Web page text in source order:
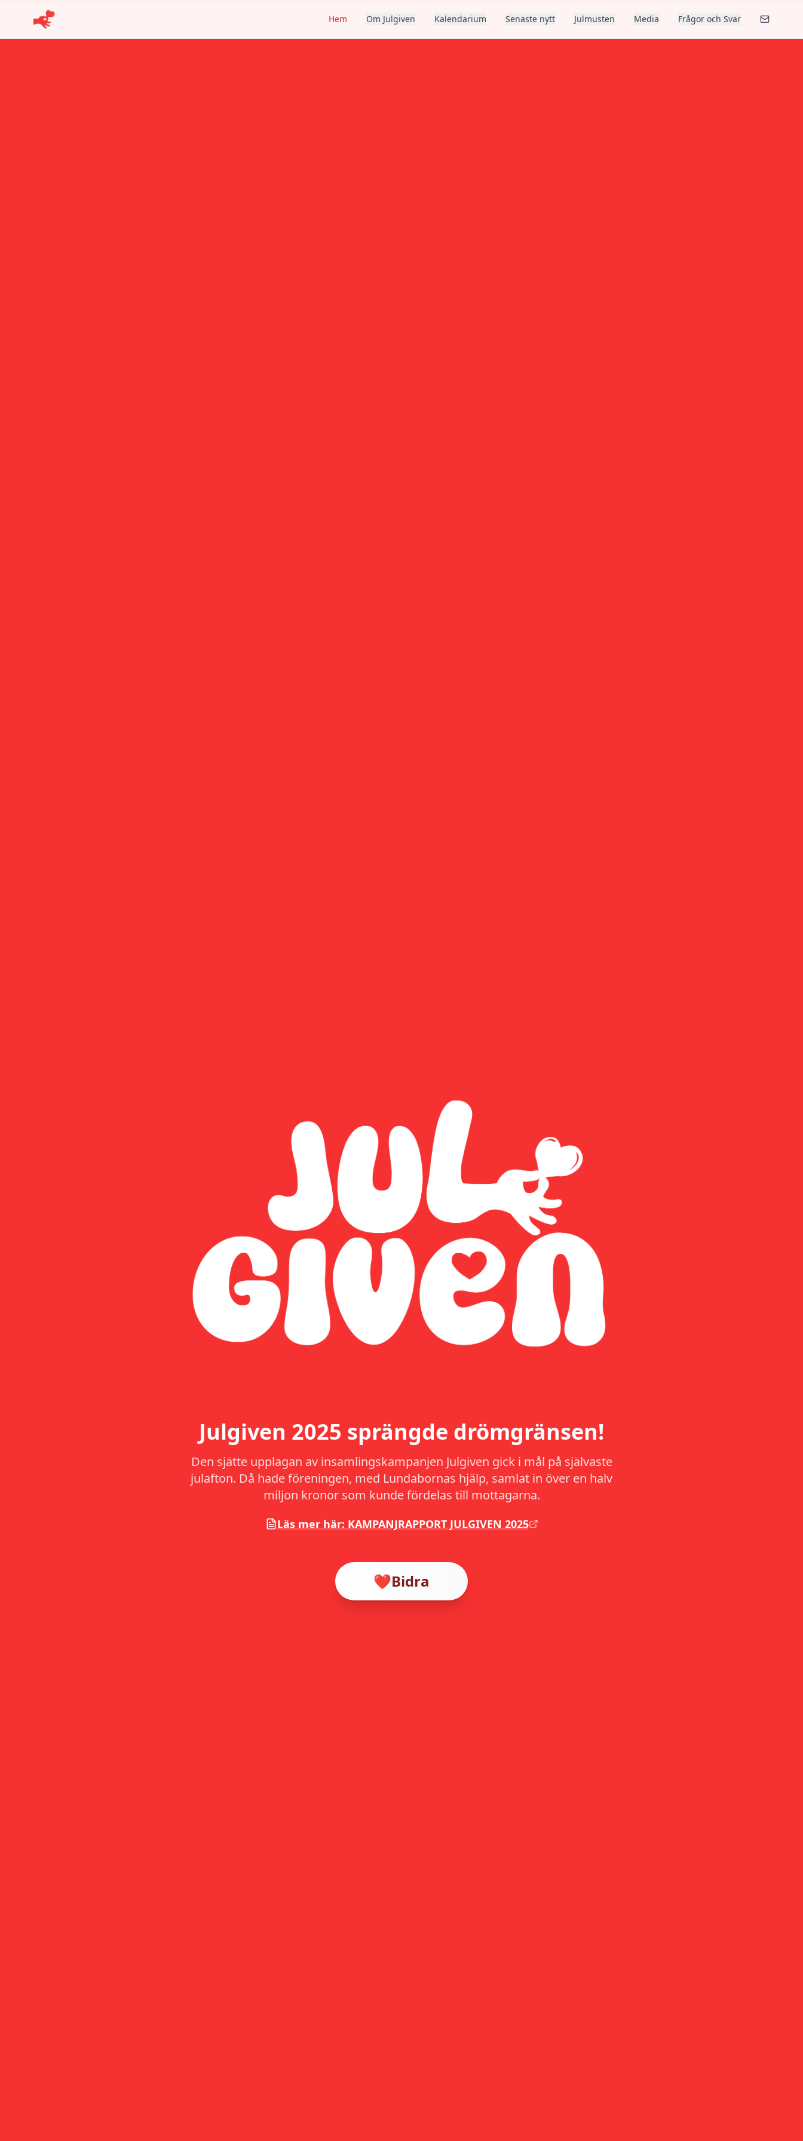
Hem Om Julgiven Kalendarium Senaste nytt Julmusten Media Frågor och Svar
Julgiven 2025 sprängde drömgränsen!
Den sjätte upplagan av insamlingskampanjen Julgiven gick i mål på självaste
julafton. Då hade föreningen, med Lundabornas hjälp, samlat in över en halv
miljon kronor som kunde fördelas till mottagarna.
Läs mer här: KAMPANJRAPPORT JULGIVEN 2025
❤️Bidra